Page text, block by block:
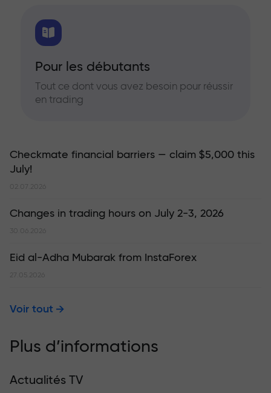
Pour les débutants
Tout ce dont vous avez besoin pour réussir
en trading
Checkmate financial barriers — claim $5,000 this
July!
02.07.2026
Changes in trading hours on July 2-3, 2026
30.06.2026
Eid al-Adha Mubarak from InstaForex
27.05.2026
Voir tout
Plus d’informations
Actualités TV